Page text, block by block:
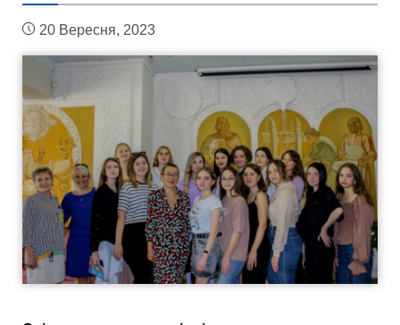
20 Вересня, 2023